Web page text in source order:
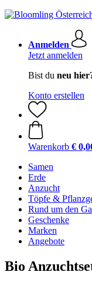
Anmelden
Jetzt anmelden
Bist du neu
Konto erstellen
Warenkorb €
Samen
Erde
Anzucht
Töpfe &
Rund um den
Geschenke
Marken
Angebote
Bio